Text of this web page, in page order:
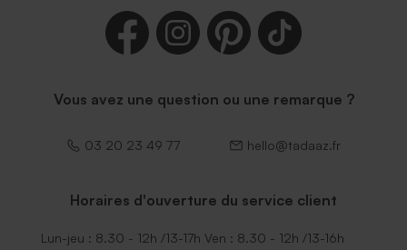
terracotta
émeraude
Vous avez une question ou une remarque ?
03 20 23 49 77 hello@tadaaz.fr
Horaires d'ouverture du service client
Lun-jeu : 8.30 - 12h /13-17h Ven : 8.30 - 12h /13-16h